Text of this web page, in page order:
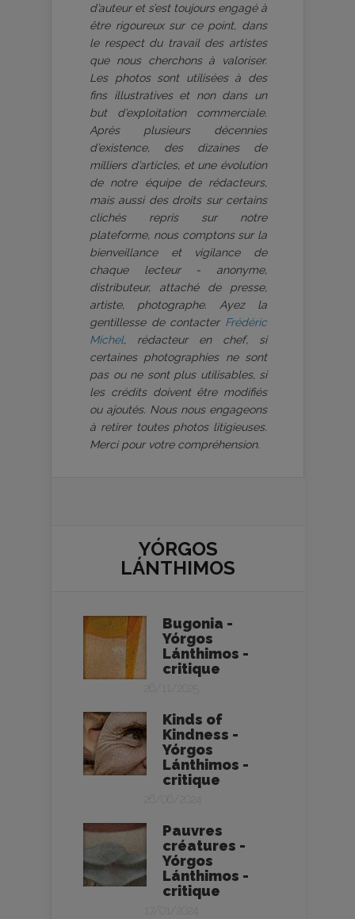
d’auteur et s’est toujours engagé à
être rigoureux sur ce point, dans
le respect du travail des artistes
que nous cherchons à valoriser.
Les photos sont utilisées à des
fins illustratives et non dans un
but d’exploitation commerciale.
Après plusieurs décennies
d’existence, des dizaines de
milliers d’articles, et une évolution
de notre équipe de rédacteurs,
mais aussi des droits sur certains
clichés repris sur notre
plateforme, nous comptons sur la
bienveillance et vigilance de
chaque lecteur - anonyme,
distributeur, attaché de presse,
artiste, photographe. Ayez la
gentillesse de contacter Frédéric
Michel, rédacteur en chef, si
certaines photographies ne sont
pas ou ne sont plus utilisables, si
les crédits doivent être modifiés
ou ajoutés. Nous nous engageons
à retirer toutes photos litigieuses.
Merci pour votre compréhension.
YÓRGOS
LÁNTHIMOS
Bugonia -
Yórgos
Lánthimos -
critique
Kinds of
Kindness -
Yórgos
Lánthimos -
critique
26/06/2024
Pauvres
créatures -
Yórgos
Lánthimos -
critique
17/01/2024